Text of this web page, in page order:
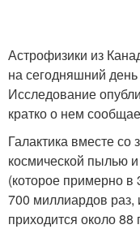
Астрофизики из
на сегодняшний
Исследование
кратко о нем
Галактика вместе
космической пылью
(которое примерно в
700 миллиардов
приходится около